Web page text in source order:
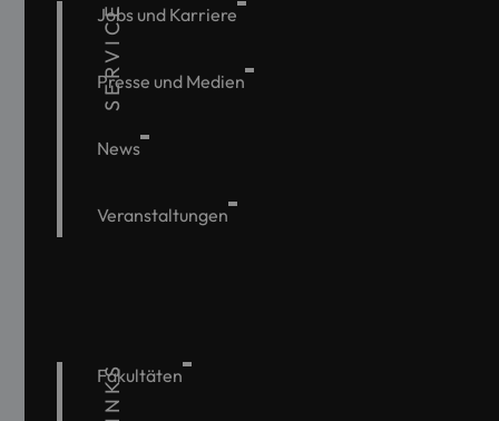
SERVICE
Jobs und Karriere
Presse und Medien
News
Veranstaltungen
Fakultäten